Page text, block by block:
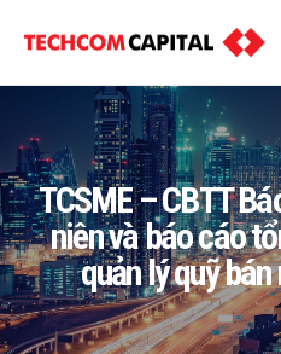
TCSME – CBTT
niên và báo cáo
quản lý quỹ